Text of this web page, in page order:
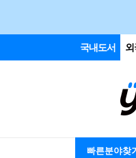
국내도서 외
빠른분야찾기